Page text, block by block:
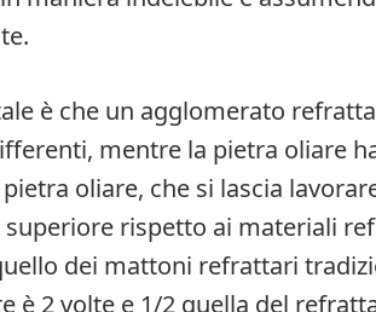
è che un agglomerato
mentre la pietra oliare
oliare, che si lascia
rispetto ai materiali
dei mattoni refrattari
è 2 volte e 1/2 quella del